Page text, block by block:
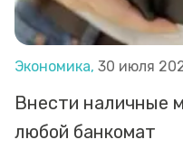
Экономика, 30 июля
Внести наличные
любой банкомат